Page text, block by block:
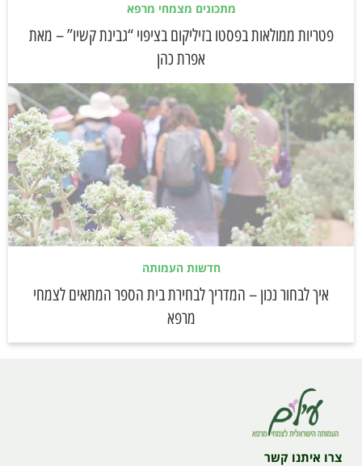
מתכונים מצמחי מרפא
פטריות ממולאות בפסטו בזיליקום בציפוי “גבינת קשיו” – מאת
אפרת כהן
חדשות העמותה
איך לבחור נכון – המדריך לבחירת בית הספר המתאים לצמחי
מרפא
צרו איתנו קשר